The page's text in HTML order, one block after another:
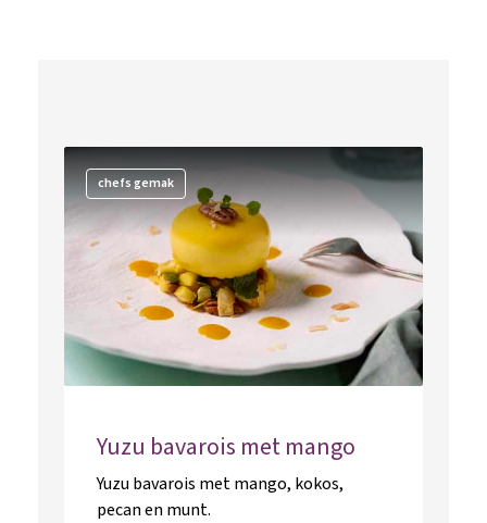
chefs gemak
Yuzu bavarois met mango
Yuzu bavarois met mango, kokos,
pecan en munt.